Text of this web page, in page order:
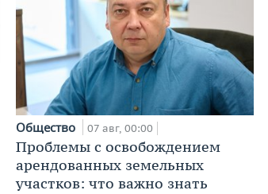
Общество 07 авг, 00:00
Проблемы с освобождением
арендованных земельных
участков: что важно знать